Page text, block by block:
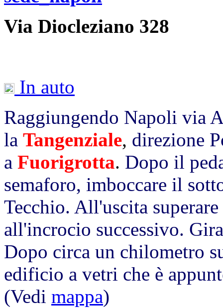
Via Diocleziano 328
In auto
Raggiungendo Napoli via
la Tangenziale, direzione
a Fuorigrotta. Dopo il
semaforo, imboccare il
Tecchio. All'uscita
all'incrocio successivo.
Dopo circa un chilometro
edificio a vetri che è
(Vedi mappa)